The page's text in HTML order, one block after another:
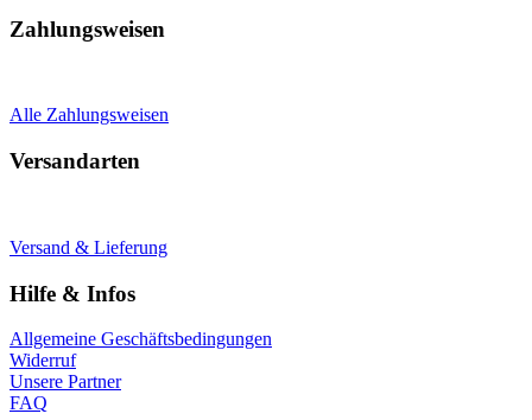
Zahlungsweisen
Alle Zahlungsweisen
Versandarten
Versand & Lieferung
Hilfe & Infos
Allgemeine Geschäftsbedingungen
Widerruf
Unsere Partner
FAQ